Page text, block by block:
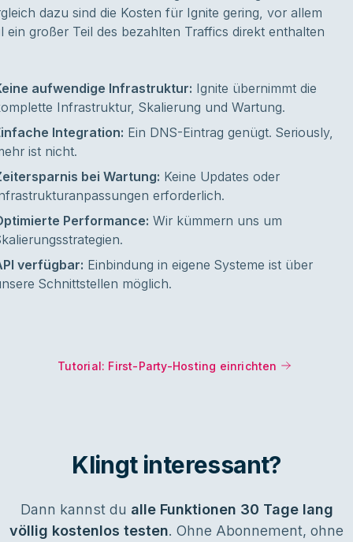
dazu sind die Kosten für Ignite gering, vor allem
ein großer Teil des bezahlten Traffics direkt enthalten
aufwendige Infrastruktur: Ignite übernimmt die
Infrastruktur, Skalierung und Wartung.
Integration: Ein DNS-Eintrag genügt. Seriously,
ist nicht.
bei Wartung: Keine Updates oder
erforderlich.
Performance: Wir kümmern uns um
verfügbar: Einbindung in eigene Systeme ist über
Schnittstellen möglich.
Tutorial: First-Party-Hosting einrichten
Klingt interessant?
Dann kannst du alle Funktionen 30 Tage lang
völlig kostenlos testen. Ohne Abonnement, ohne